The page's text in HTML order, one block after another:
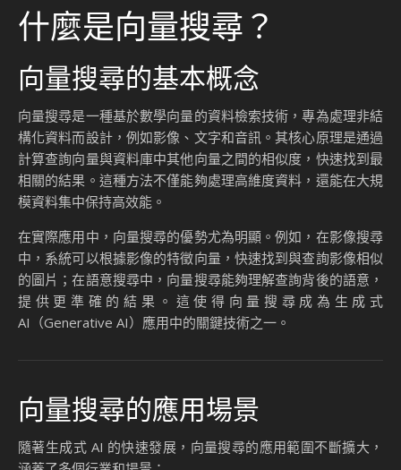
什麼是向量搜尋？
向量搜尋的基本概念